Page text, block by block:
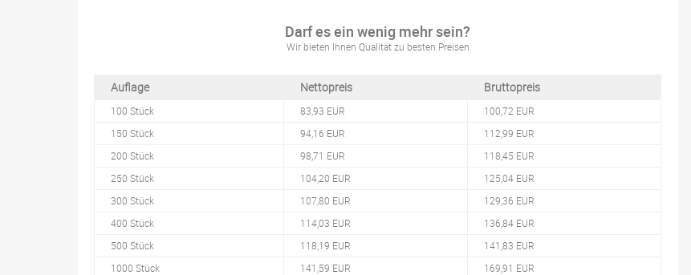
Darf es ein wenig mehr sein?
Wir bieten Ihnen Qualität zu besten Preisen
Auflage Nettopreis Bruttopreis
100 Stück 83,93 EUR
100,72 EUR
150 Stück
94,16 EUR
112,99 EUR
200 Stück
98,71 EUR
118,45 EUR
250 Stück
104,20 EUR
125,04 EUR
300 Stück
107,80 EUR
129,36 EUR
400 Stück
114,03 EUR
136,84 EUR
500 Stück
118,19 EUR
141,83 EUR
1000 Stück
141,59 EUR
169,91 EUR